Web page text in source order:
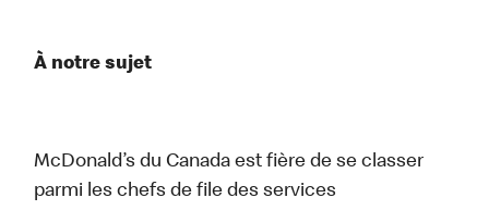
À notre sujet
McDonald’s du Canada est fière de se classer
parmi les chefs de file des services